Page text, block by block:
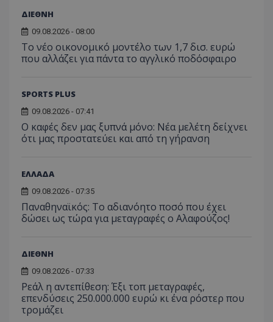
ΔΙΕΘΝΗ
09.08.2026 - 08:00
Το νέο οικονομικό μοντέλο των 1,7 δισ. ευρώ
που αλλάζει για πάντα το αγγλικό ποδόσφαιρο
SPORTS PLUS
09.08.2026 - 07:41
Ο καφές δεν μας ξυπνά μόνο: Νέα μελέτη δείχνει
ότι μας προστατεύει και από τη γήρανση
ΕΛΛΑΔΑ
09.08.2026 - 07:35
Παναθηναϊκός: Το αδιανόητο ποσό που έχει
δώσει ως τώρα για μεταγραφές ο Αλαφούζος!
ΔΙΕΘΝΗ
09.08.2026 - 07:33
Ρεάλ η αντεπίθεση: Έξι τοπ μεταγραφές,
επενδύσεις 250.000.000 ευρώ κι ένα ρόστερ που
τρομάζει